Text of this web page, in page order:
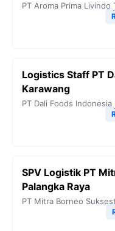
PT Aroma Prima Livindo
Logistics Staff PT
Karawang
PT Dali Foods Indonesia
SPV Logistik PT
Palangka Raya
PT Mitra Borneo